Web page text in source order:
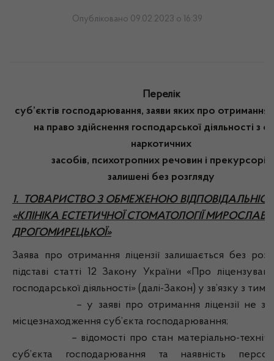
Опубліковано 09.02.2023 о 16:39
Перелік
суб’єктів господарювання, заяви яких про отримання
на право здійснення господарської діяльності з
наркотичних
засобів, психотропних речовин і прекурсорів
залишені без розгляду
1. ТОВАРИСТВО З ОБМЕЖЕНОЮ
«КЛІНІКА ЕСТЕТИЧНОЇ СТОМАТОЛОГІЇ МИРОСЛАВИ
ДРОГОМИРЕЦЬКОЇ»
Заява про отримання ліцензії залишається без
підставі статті 12 Закону України «Про
господарської діяльності» (далі-Закон) у зв’язку з тим,
– у заяві про отримання ліцензії не
місцезнаходження суб’єкта господарювання;
– відомості про стан матеріально-
суб’єкта господарювання та наявність